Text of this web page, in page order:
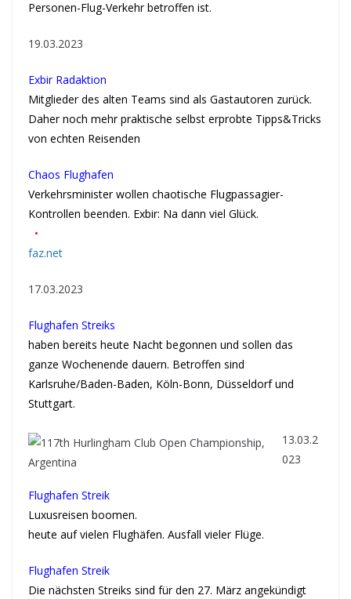
Personen-Flug-Verkehr betroffen ist.
19.03.2023
Exbir Radaktion
Mitglieder des alten Teams sind als Gastautoren zurück.
Daher noch mehr praktische selbst erprobte Tipps&Tricks
von echten Reisenden
Chaos Flughafen
Verkehrsminister wollen chaotische Flugpassagier-
Kontrollen beenden. Exbir: Na dann viel Glück.
•
faz.net
17.03.2023
Flughafen Streiks
haben bereits heute Nacht begonnen und sollen das
ganze Wochenende dauern. Betroffen sind
Karlsruhe/Baden-Baden, Köln-Bonn, Düsseldorf und
Stuttgart.
13.03.2
023
Flughafen Streik
Luxusreisen boomen.
heute auf vielen Flughäfen. Ausfall vieler Flüge.
Flughafen Streik
Die nächsten Streiks sind für den 27. März angekündigt